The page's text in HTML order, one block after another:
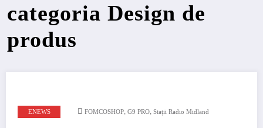
categoria Design de
produs
ENEWS FOMCOSHOP, G9 PRO, Stații Radio Midland